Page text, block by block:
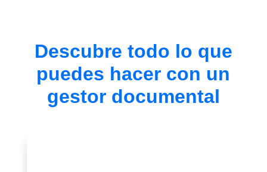
Descubre todo lo que
puedes hacer con un
gestor documental